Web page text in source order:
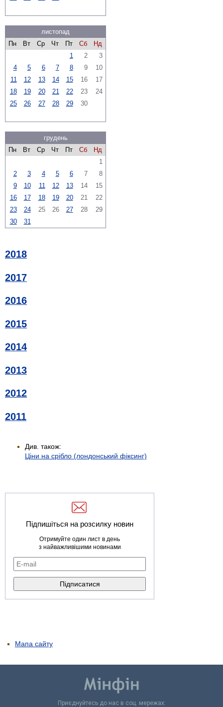
листопад
Пн
Вт Ср Чт Пт Сб
Нд
1
2
3
4
5 6 7 8 9
10
11
12 13 14 15 16
17
18
19 20 21 22 23
24
25
26 27 28 29 30
грудень
Пн
Вт Ср Чт Пт Сб
Нд
1
2
3 4 5 6 7
8
9
10 11 12 13 14
15
16
17 18 19 20 21
22
23
24 25 26 27 28
29
30
31
2018
2017
2016
2015
2014
2013
2012
2011
Див. також:
Ціни на срібло (лондонський фіксинг)
Підпишіться на розсилку новин
Отримуйте один лист в день
з найважливішими новинами
Мапа сайту
Приєднуйтесь до нас в соц. мережах: